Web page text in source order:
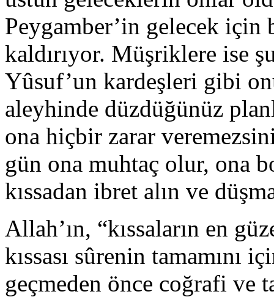
Peygamber’in gelecek
kaldırıyor. Müşriklere ise
Yûsuf’un kardeşleri gibi
aleyhinde düzdüğünüz
ona hiçbir zarar
gün ona muhtaç olur, ona
kıssadan ibret alın ve
Allah’ın, “kıssaların en
kıssası sûrenin tamamını
geçmeden önce coğrafi ve